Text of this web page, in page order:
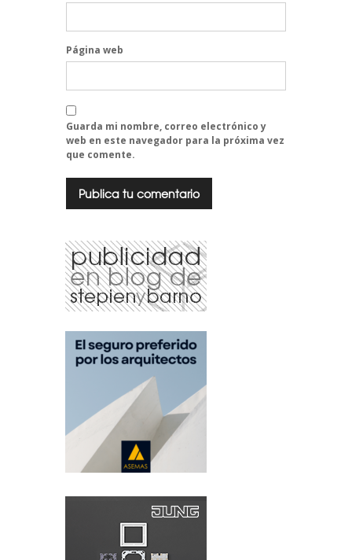
Página web
Guarda mi nombre, correo electrónico y
web en este navegador para la próxima vez
que comente.